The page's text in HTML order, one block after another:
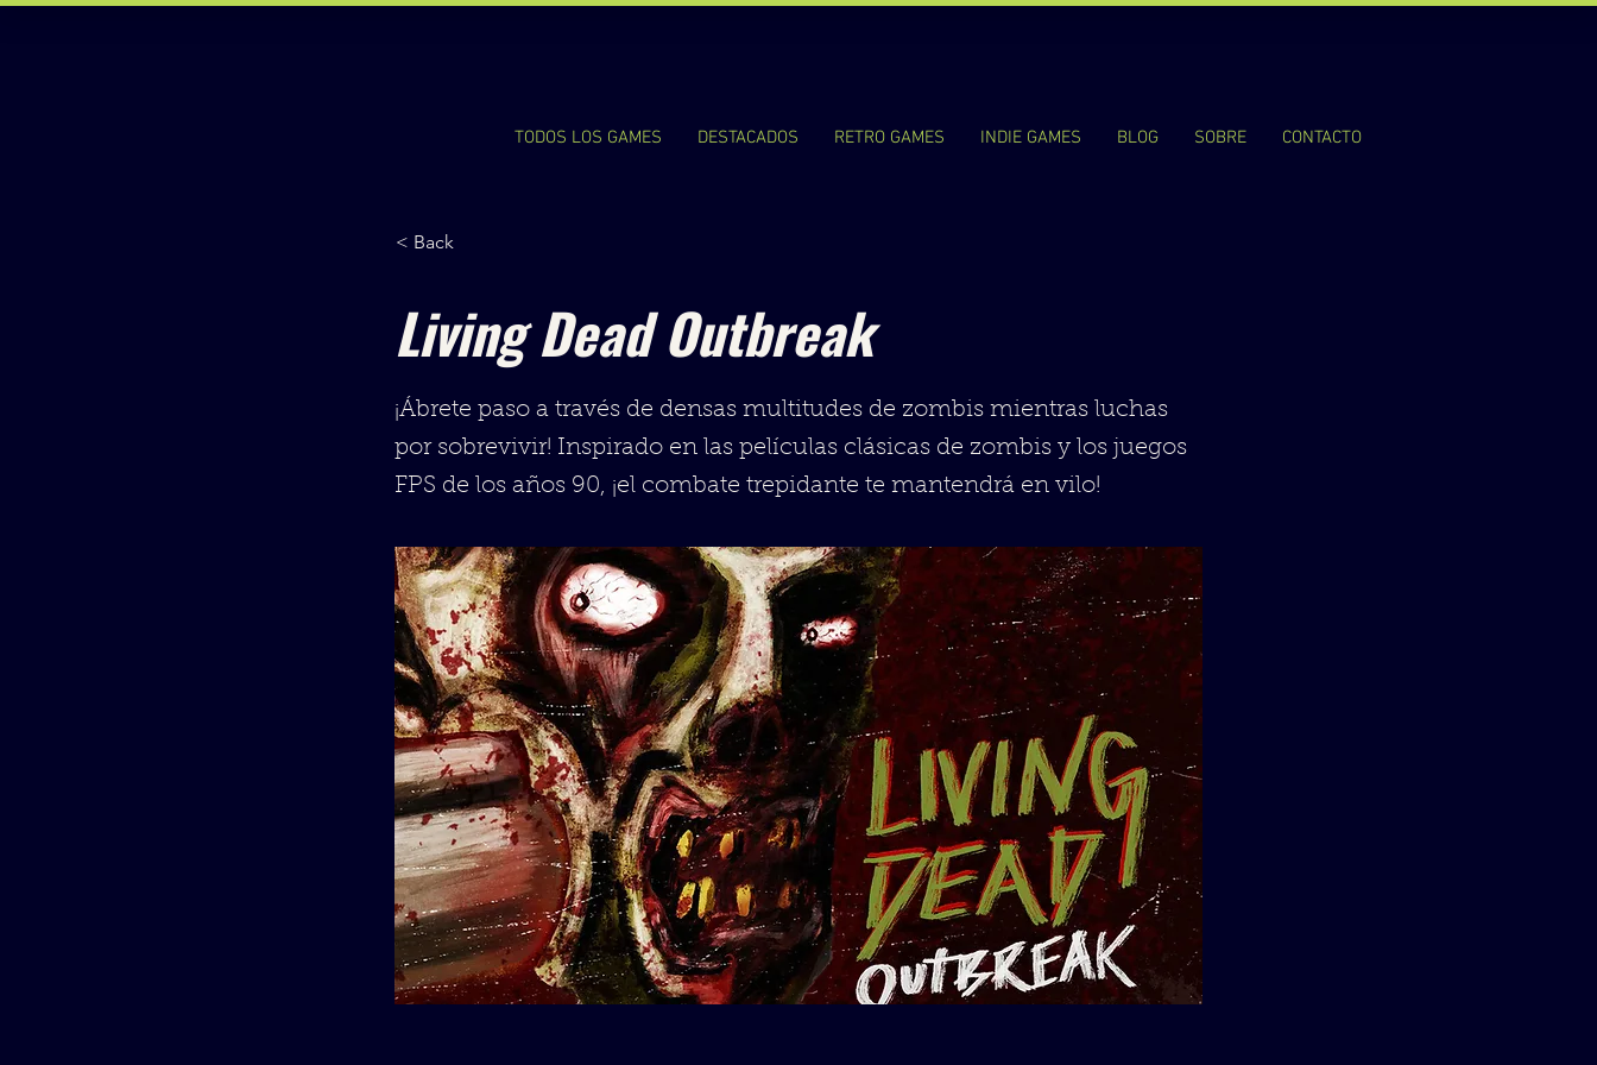
TODOS LOS GAMES DESTACADOS RETRO GAMES INDIE GAMES BLOG SOBRE CONTACTO
< Back
Living Dead Outbreak
¡Ábrete paso a través de densas multitudes de zombis mientras luchas
por sobrevivir! Inspirado en las películas clásicas de zombis y los juegos
FPS de los años 90, ¡el combate trepidante te mantendrá en vilo!